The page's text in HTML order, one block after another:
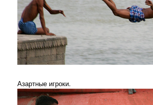
Азартные игроки.